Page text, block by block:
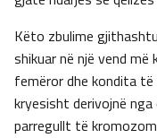
Këto zbulime
shikuar në një vend
femëror dhe kondita
kryesisht derivojnë
parregullt të